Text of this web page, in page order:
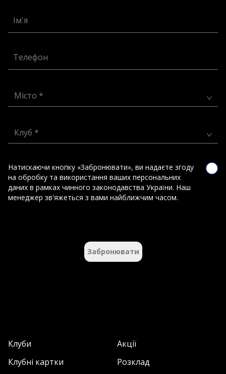
Ім'я
Телефон
Місто *
Клуб *
Натискаючи кнопку «Забронювати», ви надаєте згоду
на обробку та використання ваших персональних
даних в рамках чинного законодавства України. Наш
менеджер зв'яжеться з вами найближчим часом.
Забронювати
Клуби
Акції
Клубні картки
Розклад